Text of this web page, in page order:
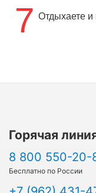
7 Отдыхаете и
Горячая
8 800 550-20-
Бесплатно по России